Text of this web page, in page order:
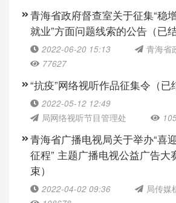
青海省政府督查室关于征集“稳
就业”方面问题线索的公告（已结
2022-06-20 15:13
青海省
77627
“抗疫”网络视听作品征集令（已
2022-05-12 12:49
局网络视听节目管理处
青海省广播电视局关于举办“喜
征程” 主题广播电视公益广告大
束）
2022-04-02 09:36
局传媒